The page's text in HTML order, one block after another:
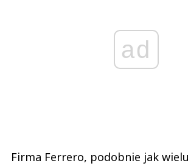
ad
Firma Ferrero, podobnie jak